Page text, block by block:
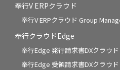
奉行V ERPクラウド
奉行V ERPクラウド Group
奉行クラウドEdge
奉行Edge 発行請求書DXクラウド
奉行Edge 受領請求書DXクラウド